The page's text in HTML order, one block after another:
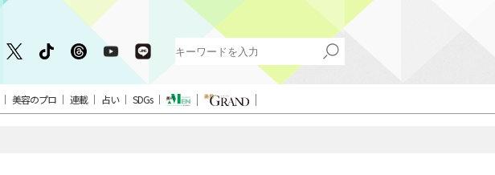
美容のプロ 連載 占い SDGs